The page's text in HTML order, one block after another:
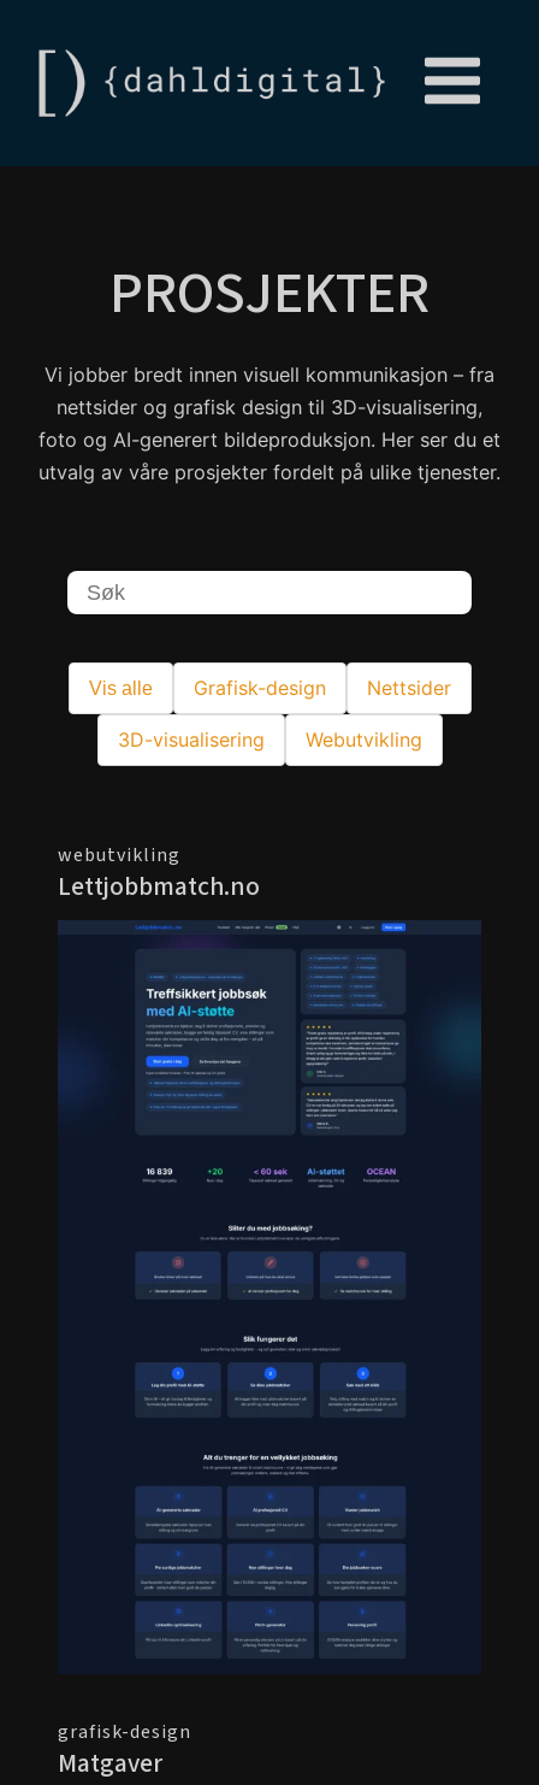
PROSJEKTER
Vi jobber bredt innen visuell kommunikasjon – fra
nettsider og grafisk design til 3D-visualisering,
foto og AI-generert bildeproduksjon. Her ser du et
utvalg av våre prosjekter fordelt på ulike tjenester.
Vis alle Grafisk-design Nettsider
3D-visualisering Webutvikling
webutvikling
Lettjobbmatch.no
grafisk-design
Matgaver